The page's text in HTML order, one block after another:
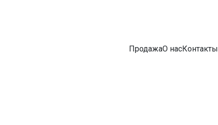
ПродажаО насКонтакты